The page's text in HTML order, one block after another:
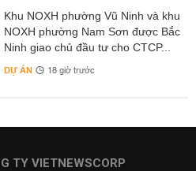
Khu NOXH phường Vũ Ninh và khu
NOXH phường Nam Sơn được Bắc
Ninh giao chủ đầu tư cho CTCP...
DỰ ÁN 18 giờ trước
TY VIETNEWSCORP